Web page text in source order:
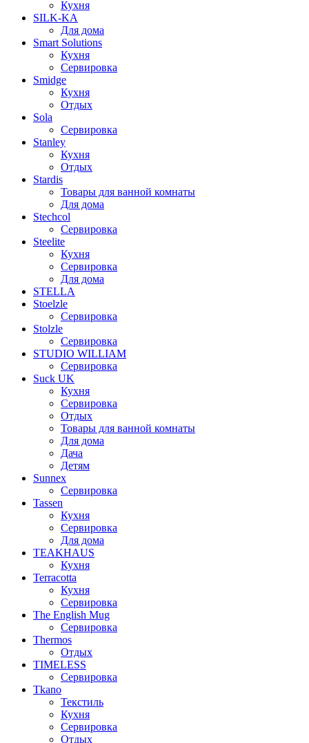
Кухня
SILK-KA
Для дома
Smart Solutions
Кухня
Сервировка
Smidge
Кухня
Отдых
Sola
Сервировка
Stanley
Кухня
Отдых
Stardis
Товары для ванной комнаты
Для дома
Stechcol
Сервировка
Steelite
Кухня
Сервировка
Для дома
STELLA
Stoelzle
Сервировка
Stolzle
Сервировка
STUDIO WILLIAM
Сервировка
Suck UK
Кухня
Сервировка
Отдых
Товары для ванной комнаты
Для дома
Дача
Детям
Sunnex
Сервировка
Tassen
Кухня
Сервировка
Для дома
TEAKHAUS
Кухня
Terracotta
Кухня
Сервировка
The English Mug
Сервировка
Thermos
Отдых
TIMELESS
Сервировка
Tkano
Текстиль
Кухня
Сервировка
Отдых